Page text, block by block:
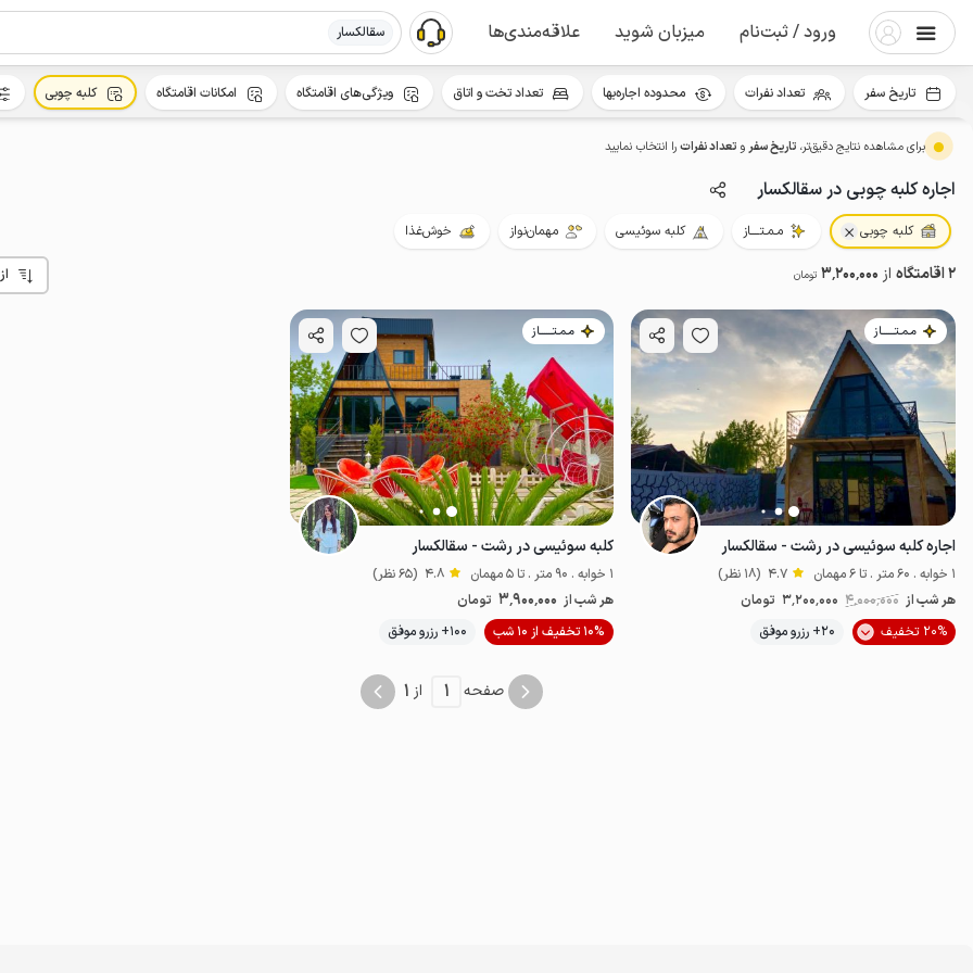
ورود / ثبت‌نام میزبان شوید علاقه‌مندی‌ها سقالکسار
برای مشاهده نتایج دقیق‌تر، تاریخ سفرو تعداد نفراترا انتخاب نمایید
اجاره کلبه چوبی در سقالکسار
کلبه چوبی مـمـتــــاز کلبه سوئیسی مهمان‌نواز خوش‌غذا
2 اقامتگاه از 3٬200٬000 تومان
مـمـتــــــاز
اجاره کلبه سوئیسی در رشت - سقالکسار
1 خوابه . 60 متر . تا 6 مهمان 4.7 (18 نظر)
هر شب از 4٬000٬000 3٬200٬000 تومان
20% تخفیف
20+ رزرو موفق موقعیت در نقشه
مـمـتــــــاز
کلبه سوئیسی در رشت - سقالکسار
1 خوابه . 90 متر . تا 5 مهمان 4.8 (65 نظر)
هر شب از 3٬900٬000 تومان
10% تخفیف از 10 شب
100+ رزرو موفق
صفحه 1 از 1
تاریخ سفر تعداد نفرات محدوده اجاره‌بها تعداد تخت و اتاق ویژگی‌های اقامتگاه امکانات اقامتگاه کلبه چوبی